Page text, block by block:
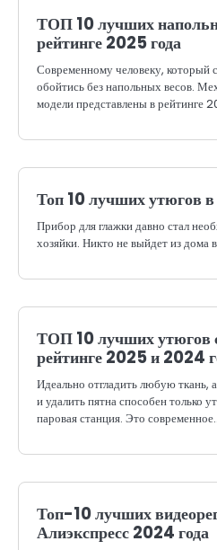
ТОП 10 лучших
рейтинге 2025 года
Современному человеку, который
обойтись без напольных весов.
модели представлены в рейтинге
Топ 10 лучших утюгов
Прибор для глажки давно стал
хозяйки. Никто не выйдет из дома
ТОП 10 лучших утюгов
рейтинге 2025 и 2024
Идеально отгладить любую ткань,
и удалить пятна способен только
паровая станция. Это
Топ-10 лучших
Алиэкспресс 2024 года